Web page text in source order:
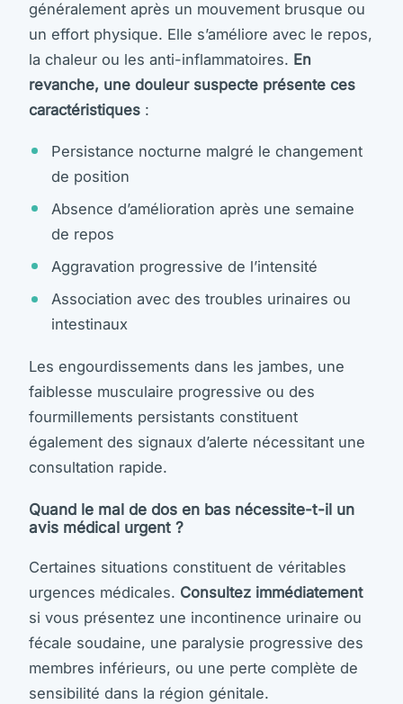
généralement après un mouvement brusque ou
un effort physique. Elle s’améliore avec le repos,
la chaleur ou les anti-inflammatoires. En
revanche, une douleur suspecte présente ces
caractéristiques :
Persistance nocturne malgré le changement
de position
Absence d’amélioration après une semaine
de repos
Aggravation progressive de l’intensité
Association avec des troubles urinaires ou
intestinaux
Les engourdissements dans les jambes, une
faiblesse musculaire progressive ou des
fourmillements persistants constituent
également des signaux d’alerte nécessitant une
consultation rapide.
Quand le mal de dos en bas nécessite-t-il un
avis médical urgent ?
Certaines situations constituent de véritables
urgences médicales. Consultez immédiatement
si vous présentez une incontinence urinaire ou
fécale soudaine, une paralysie progressive des
membres inférieurs, ou une perte complète de
sensibilité dans la région génitale.